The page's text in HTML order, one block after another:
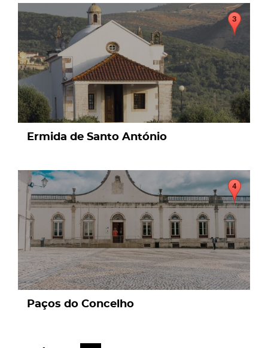
page
Ermida de Santo António
page
Paços do Concelho